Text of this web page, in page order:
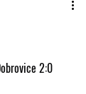
2:0